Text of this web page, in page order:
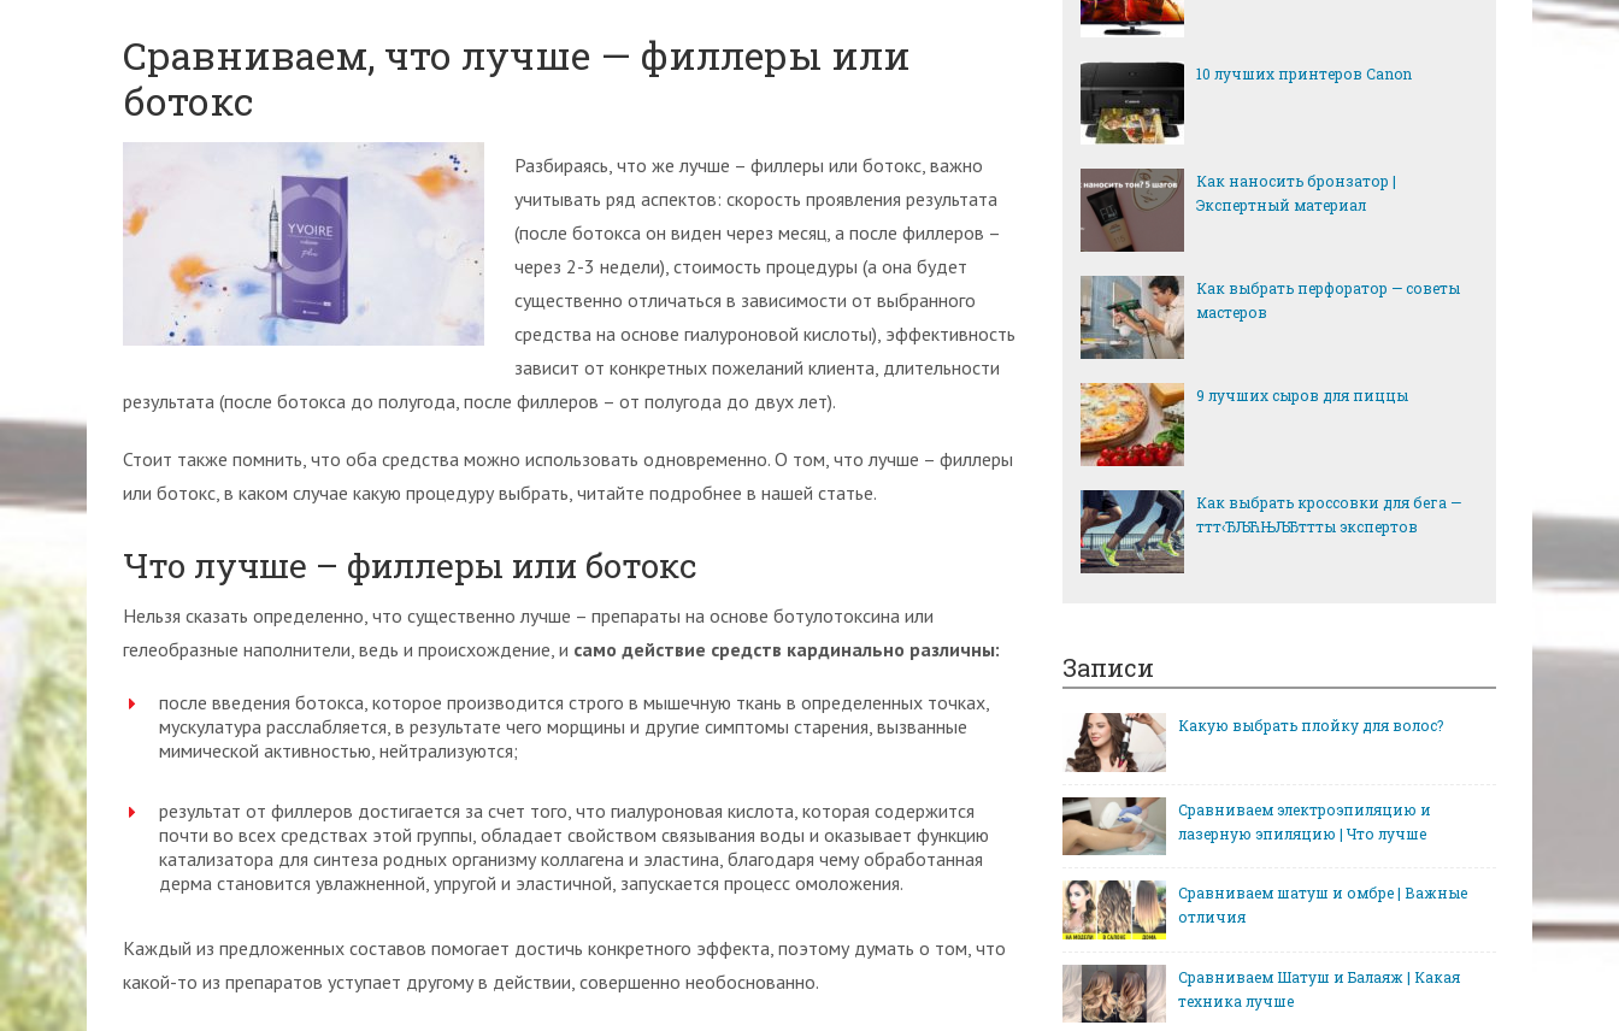
Сравниваем, что лучше — филлеры или
ботокс
Разбираясь, что же лучше – филлеры или ботокс, важно
учитывать ряд аспектов: скорость проявления результата
(после ботокса он виден через месяц, а после филлеров –
через 2-3 недели), стоимость процедуры (а она будет
существенно отличаться в зависимости от выбранного
средства на основе гиалуроновой кислоты), эффективность
зависит от конкретных пожеланий клиента, длительности
результата (после ботокса до полугода, после филлеров – от полугода до двух лет).
Стоит также помнить, что оба средства можно использовать одновременно. О том, что лучше – филлеры
или ботокс, в каком случае какую процедуру выбрать, читайте подробнее в нашей статье.
Что лучше – филлеры или ботокс
Нельзя сказать определенно, что существенно лучше – препараты на основе ботулотоксина или
гелеобразные наполнители, ведь и происхождение, и само действие средств кардинально различны:
после введения ботокса, которое производится строго в мышечную ткань в определенных точках,
мускулатура расслабляется, в результате чего морщины и другие симптомы старения, вызванные
мимической активностью, нейтрализуются;
результат от филлеров достигается за счет того, что гиалуроновая кислота, которая содержится
почти во всех средствах этой группы, обладает свойством связывания воды и оказывает функцию
катализатора для синтеза родных организму коллагена и эластина, благодаря чему обработанная
дерма становится увлажненной, упругой и эластичной, запускается процесс омоложения.
Каждый из предложенных составов помогает достичь конкретного эффекта, поэтому думать о том, что
какой-то из препаратов уступает другому в действии, совершенно необоснованно.
10 лучших принтеров Canon
Как наносить бронзатор |
Экспертный материал
Как выбрать перфоратор — советы
мастеров
9 лучших сыров для пиццы
Как выбрать кроссовки для бега —
ттт‹ЂЉЋЊЉЂттты экспертов
Записи
Какую выбрать плойку для волос?
Сравниваем электроэпиляцию и
лазерную эпиляцию | Что лучше
Сравниваем шатуш и омбре | Важные
отличия
Сравниваем Шатуш и Балаяж | Какая
техника лучше